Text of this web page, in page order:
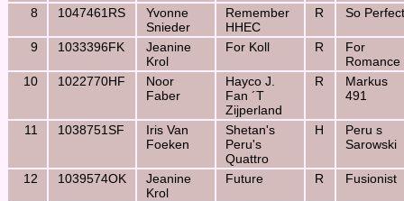
8 1047461RS
Yvonne
Snieder
Remember
HHEC
R So Perfect
9 1033396FK
Jeanine
Krol
For Koll R
For
Romance
10
1022770HF
Noor
Faber
Hayco J.
Fan ´T
Zijperland
R
Markus
491
11 1038751SF
Iris Van
Foeken
Shetan's
Peru's
Quattro
H
Peru s
Sarowski
12 1039574OK
Jeanine
Krol
Future R Fusionist